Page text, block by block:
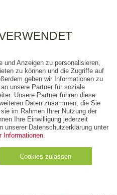
Bestseller
und Anzeigen zu personalisieren,
zu können und die Zugriffe auf
geben wir Informationen zu
an unsere Partner für soziale
Unsere Partner führen diese
Daten zusammen, die Sie
im Rahmen Ihrer Nutzung der
Ihre Einwilligung jederzeit
unserer Datenschutzerklärung unter
Informationen.
Cookies zulassen